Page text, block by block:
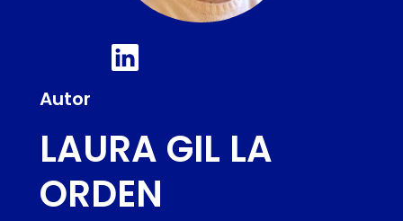
Autor
LAURA GIL LA
ORDEN